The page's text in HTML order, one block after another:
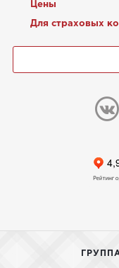
Цены
Для страховых